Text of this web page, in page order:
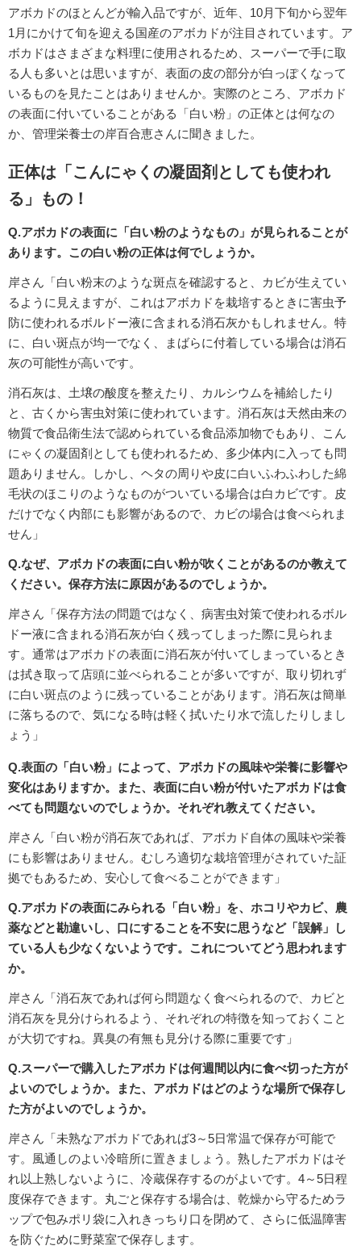
アボカドのほとんどが輸入品ですが、近年、10月下旬から翌年
1月にかけて旬を迎える国産のアボカドが注目されています。ア
ボカドはさまざまな料理に使用されるため、スーパーで手に取
る人も多いとは思いますが、表面の皮の部分が白っぽくなって
いるものを見たことはありませんか。実際のところ、アボカド
の表面に付いていることがある「白い粉」の正体とは何なの
か、管理栄養士の岸百合恵さんに聞きました。
正体は「こんにゃくの凝固剤としても使われ
る」もの！
Q.アボカドの表面に「白い粉のようなもの」が見られることが
あります。この白い粉の正体は何でしょうか。
岸さん「白い粉末のような斑点を確認すると、カビが生えてい
るように見えますが、これはアボカドを栽培するときに害虫予
防に使われるボルドー液に含まれる消石灰かもしれません。特
に、白い斑点が均一でなく、まばらに付着している場合は消石
灰の可能性が高いです。
消石灰は、土壌の酸度を整えたり、カルシウムを補給したり
と、古くから害虫対策に使われています。消石灰は天然由来の
物質で食品衛生法で認められている食品添加物でもあり、こん
にゃくの凝固剤としても使われるため、多少体内に入っても問
題ありません。しかし、ヘタの周りや皮に白いふわふわした綿
毛状のほこりのようなものがついている場合は白カビです。皮
だけでなく内部にも影響があるので、カビの場合は食べられま
せん」
Q.なぜ、アボカドの表面に白い粉が吹くことがあるのか教えて
ください。保存方法に原因があるのでしょうか。
岸さん「保存方法の問題ではなく、病害虫対策で使われるボル
ドー液に含まれる消石灰が白く残ってしまった際に見られま
す。通常はアボカドの表面に消石灰が付いてしまっているとき
は拭き取って店頭に並べられることが多いですが、取り切れず
に白い斑点のように残っていることがあります。消石灰は簡単
に落ちるので、気になる時は軽く拭いたり水で流したりしまし
ょう」
Q.表面の「白い粉」によって、アボカドの風味や栄養に影響や
変化はありますか。また、表面に白い粉が付いたアボカドは食
べても問題ないのでしょうか。それぞれ教えてください。
岸さん「白い粉が消石灰であれば、アボカド自体の風味や栄養
にも影響はありません。むしろ適切な栽培管理がされていた証
拠でもあるため、安心して食べることができます」
Q.アボカドの表面にみられる「白い粉」を、ホコリやカビ、農
薬などと勘違いし、口にすることを不安に思うなど「誤解」し
ている人も少なくないようです。これについてどう思われます
か。
岸さん「消石灰であれば何ら問題なく食べられるので、カビと
消石灰を見分けられるよう、それぞれの特徴を知っておくこと
が大切ですね。異臭の有無も見分ける際に重要です」
Q.スーパーで購入したアボカドは何週間以内に食べ切った方が
よいのでしょうか。また、アボカドはどのような場所で保存し
た方がよいのでしょうか。
岸さん「未熟なアボカドであれば3～5日常温で保存が可能で
す。風通しのよい冷暗所に置きましょう。熟したアボカドはそ
れ以上熟しないように、冷蔵保存するのがよいです。4～5日程
度保存できます。丸ごと保存する場合は、乾燥から守るためラ
ップで包みポリ袋に入れきっちり口を閉めて、さらに低温障害
を防ぐために野菜室で保存します。